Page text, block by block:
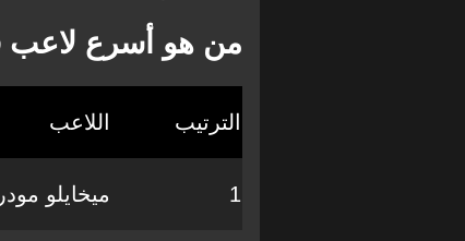
من هو أسرع لاعب في
الترتيب اللاعب
1 ميخايلو